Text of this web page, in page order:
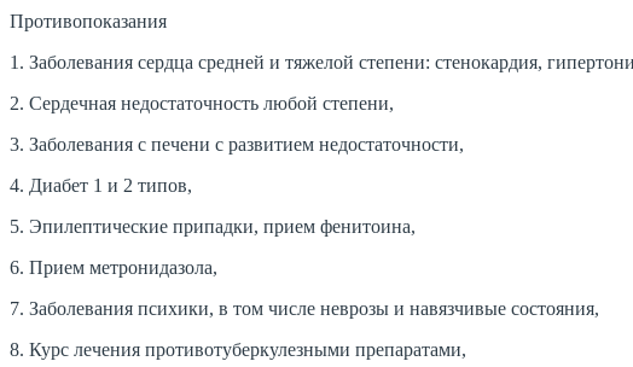
Противопоказания
1. Заболевания сердца средней и тяжелой степени: стенокардия,
2. Сердечная недостаточность любой степени,
3. Заболевания с печени с развитием недостаточности,
4. Диабет 1 и 2 типов,
5. Эпилептические припадки, прием фенитоина,
6. Прием метронидазола,
7. Заболевания психики, в том числе неврозы и навязчивые состояния,
8. Курс лечения противотуберкулезными препаратами,